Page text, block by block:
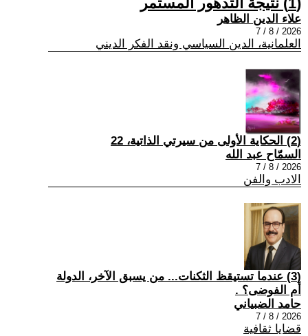
علاء الدين الظاهر
2026 / 8 / 7
العلمانية، الدين السياسي ونقد الفكر الديني
(2) الحكاية الأولى من سيرتي الذاتية، 22
السمّاح عبد الله
2026 / 8 / 7
الادب والفن
(3) عندما تستيقظ الثكنات... من يسبق الآخر، الدولة
أم الفوضى؟ .
حامد الضبياني
2026 / 8 / 7
قضايا ثقافية